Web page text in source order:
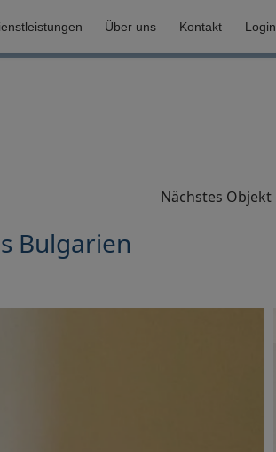
Über uns Kontakt Login
Nächstes Objekt
Bulgarien